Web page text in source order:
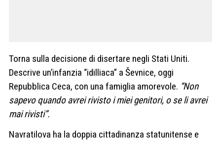
Torna sulla decisione di disertare negli Stati Uniti.
Descrive un’infanzia “idilliaca” a Ševnice, oggi
Repubblica Ceca, con una famiglia amorevole. “Non
sapevo quando avrei rivisto i miei genitori, o se li avrei
mai rivisti”.
Navratilova ha la doppia cittadinanza statunitense e